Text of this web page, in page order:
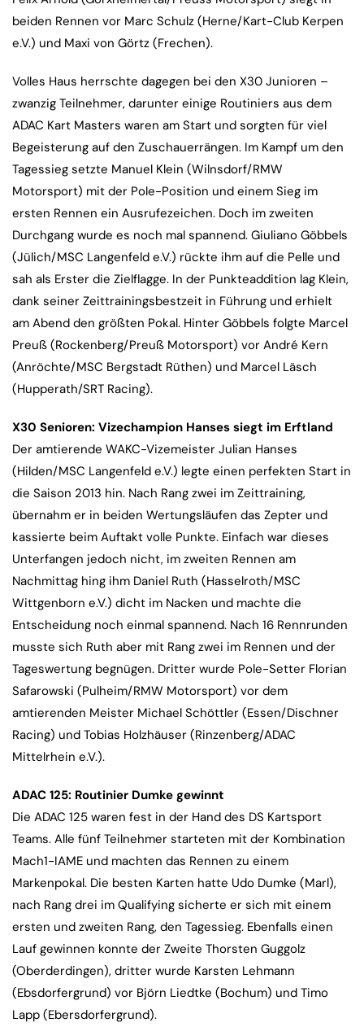
beiden Rennen vor Marc Schulz (Herne/Kart-Club Kerpen
e.V.) und Maxi von Görtz (Frechen).
Volles Haus herrschte dagegen bei den X30 Junioren –
zwanzig Teilnehmer, darunter einige Routiniers aus dem
ADAC Kart Masters waren am Start und sorgten für viel
Begeisterung auf den Zuschauerrängen. Im Kampf um den
Tagessieg setzte Manuel Klein (Wilnsdorf/RMW
Motorsport) mit der Pole-Position und einem Sieg im
ersten Rennen ein Ausrufezeichen. Doch im zweiten
Durchgang wurde es noch mal spannend. Giuliano Göbbels
(Jülich/MSC Langenfeld e.V.) rückte ihm auf die Pelle und
sah als Erster die Zielflagge. In der Punkteaddition lag Klein,
dank seiner Zeittrainingsbestzeit in Führung und erhielt
am Abend den größten Pokal. Hinter Göbbels folgte Marcel
Preuß (Rockenberg/Preuß Motorsport) vor André Kern
(Anröchte/MSC Bergstadt Rüthen) und Marcel Läsch
(Hupperath/SRT Racing).
X30 Senioren: Vizechampion Hanses siegt im Erftland
Der amtierende WAKC-Vizemeister Julian Hanses
(Hilden/MSC Langenfeld e.V.) legte einen perfekten Start in
die Saison 2013 hin. Nach Rang zwei im Zeittraining,
übernahm er in beiden Wertungsläufen das Zepter und
kassierte beim Auftakt volle Punkte. Einfach war dieses
Unterfangen jedoch nicht, im zweiten Rennen am
Nachmittag hing ihm Daniel Ruth (Hasselroth/MSC
Wittgenborn e.V.) dicht im Nacken und machte die
Entscheidung noch einmal spannend. Nach 16 Rennrunden
musste sich Ruth aber mit Rang zwei im Rennen und der
Tageswertung begnügen. Dritter wurde Pole-Setter Florian
Safarowski (Pulheim/RMW Motorsport) vor dem
amtierenden Meister Michael Schöttler (Essen/Dischner
Racing) und Tobias Holzhäuser (Rinzenberg/ADAC
Mittelrhein e.V.).
ADAC 125: Routinier Dumke gewinnt
Die ADAC 125 waren fest in der Hand des DS Kartsport
Teams. Alle fünf Teilnehmer starteten mit der Kombination
Mach1-IAME und machten das Rennen zu einem
Markenpokal. Die besten Karten hatte Udo Dumke (Marl),
nach Rang drei im Qualifying sicherte er sich mit einem
ersten und zweiten Rang, den Tagessieg. Ebenfalls einen
Lauf gewinnen konnte der Zweite Thorsten Guggolz
(Oberderdingen), dritter wurde Karsten Lehmann
(Ebsdorfergrund) vor Björn Liedtke (Bochum) und Timo
Lapp (Ebersdorfergrund).